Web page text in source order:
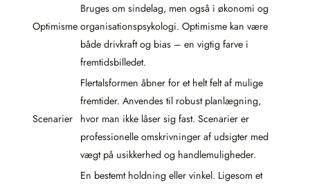
Optimisme
Bruges om sindelag, men også i økonomi og
organisationspsykologi. Optimisme kan være
både drivkraft og bias – en vigtig farve i
fremtidsbilledet.
Scenarier
Flertalsformen åbner for et helt felt af mulige
fremtider. Anvendes til robust planlægning,
hvor man ikke låser sig fast. Scenarier er
professionelle omskrivninger af udsigter med
vægt på usikkerhed og handlemuligheder.
En bestemt holdning eller vinkel. Ligesom et